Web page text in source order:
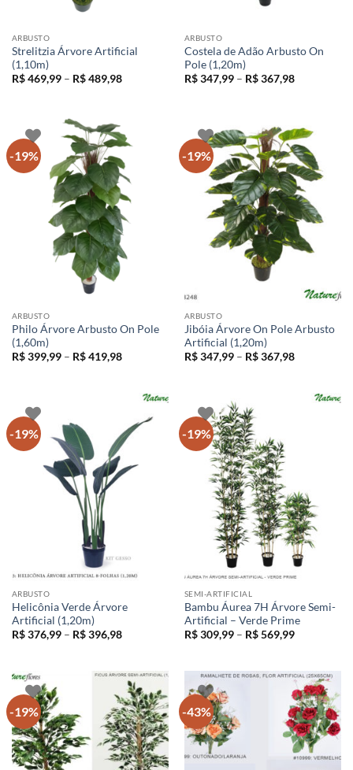
ARBUSTO
Strelitzia Árvore Artificial
(1,10m)
R$469,99 – R$489,98Faixa
ARBUSTO
Costela de Adão Arbusto On
Pole (1,20m)
R$347,99 – R$367,98Faixa
R$ 367,98
-19%
ARBUSTO
Philo Árvore Arbusto On Pole
(1,60m)
R$399,99 – R$419,98Faixa
através
R$ 419,98
-19%
ARBUSTO
Jibóia Árvore On Pole Arbusto
Artificial (1,20m)
R$347,99 – R$367,98Faixa
através
R$ 367,98
-19%
ARBUSTO
Helicônia Verde Árvore
Artificial (1,20m)
R$376,99 – R$396,98Faixa
através
R$ 396,98
-19%
SEMI-ARTIFICIAL
Bambu Áurea 7H Árvore Semi-
Artificial – Verde Prime
R$309,99 – R$569,99Faixa
através
R$ 569,99
-19% -43%